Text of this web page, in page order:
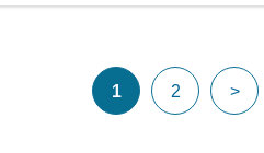
1 2 >